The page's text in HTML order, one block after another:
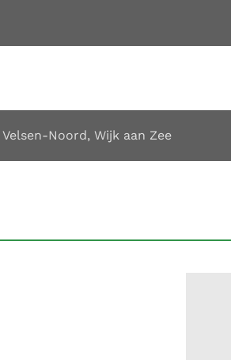
Velsen-Noord, Wijk aan Zee